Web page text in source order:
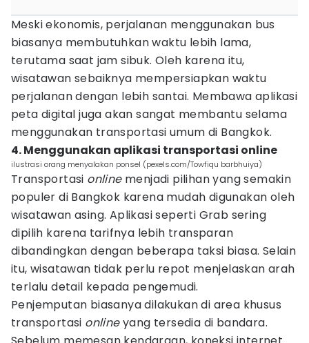
Meski ekonomis, perjalanan menggunakan bus
biasanya membutuhkan waktu lebih lama,
terutama saat jam sibuk. Oleh karena itu,
wisatawan sebaiknya mempersiapkan waktu
perjalanan dengan lebih santai. Membawa aplikasi
peta digital juga akan sangat membantu selama
menggunakan transportasi umum di Bangkok.
4. Menggunakan aplikasi transportasi online
ilustrasi orang menyalakan ponsel (pexels.com/Towfiqu barbhuiya)
Transportasi onlinemenjadi pilihan yang semakin
populer di Bangkok karena mudah digunakan oleh
wisatawan asing. Aplikasi seperti Grab sering
dipilih karena tarifnya lebih transparan
dibandingkan dengan beberapa taksi biasa. Selain
itu, wisatawan tidak perlu repot menjelaskan arah
terlalu detail kepada pengemudi.
Penjemputan biasanya dilakukan di area khusus
transportasi onlineyang tersedia di bandara.